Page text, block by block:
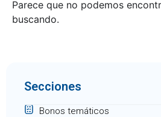
Parece que no podemos
buscando.
Secciones
Bonos temáticos